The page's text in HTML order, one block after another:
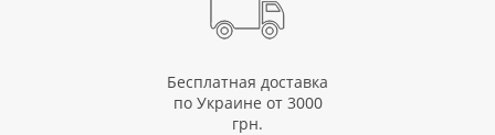
Бесплатная доставка
по Украине от 3000
грн.